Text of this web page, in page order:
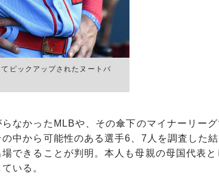
ピックアップされたヌートバ
なかったMLBや、その傘下のマイナーリーグ
中から可能性のある選手6、7人を調査した結
できることが判明。本人も母親の母国代表と
いる。